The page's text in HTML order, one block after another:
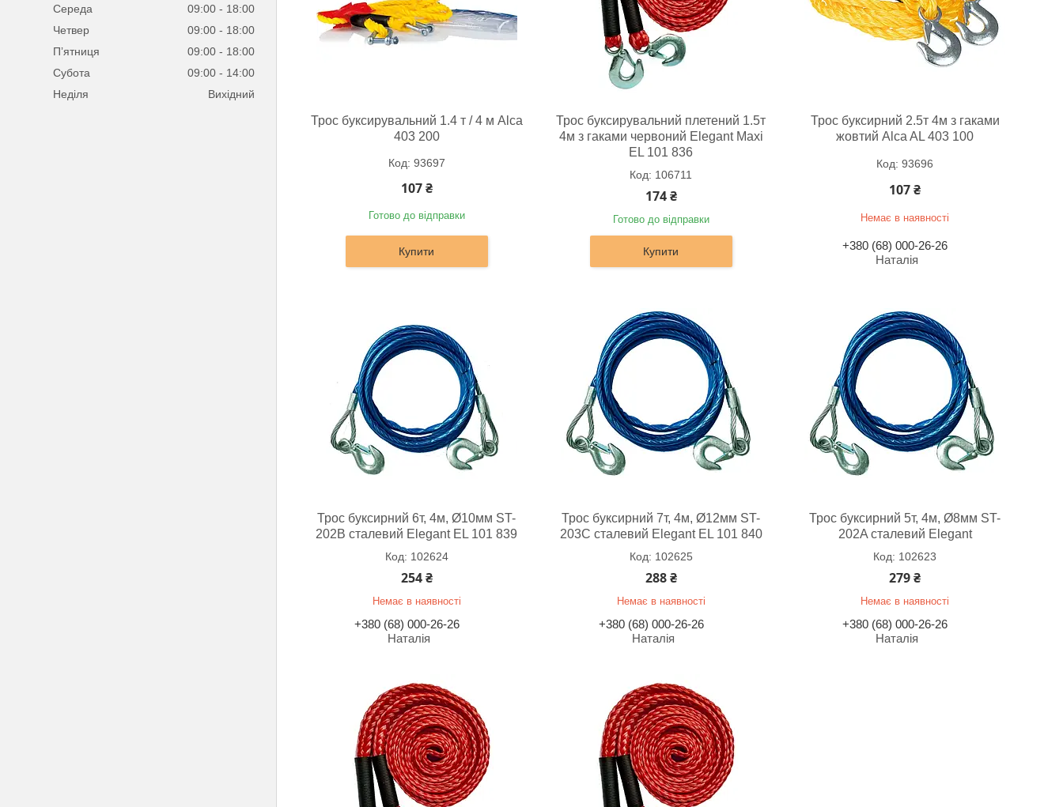
Середа
09:00
18:00
Четвер
09:00
18:00
Пʼятниця
09:00
18:00
Субота
09:00
14:00
Неділя
Вихідний
Трос буксирувальний 1.4 т / 4 м Alca
403 200
93697
107 ₴
Готово до відправки
Купити
Трос буксирувальний плетений 1.5т
4м з гаками червоний Elegant Maxi
EL 101 836
106711
174 ₴
Готово до відправки
Купити
Трос буксирний 2.5т 4м з гаками
жовтий Alca AL 403 100
93696
107 ₴
Немає в наявності
+380 (68) 000-26-26
Наталія
Трос буксирний 6т, 4м, Ø10мм ST-
202B сталевий Elegant EL 101 839
102624
254 ₴
Немає в наявності
+380 (68) 000-26-26
Наталія
Трос буксирний 7т, 4м, Ø12мм ST-
203C сталевий Elegant EL 101 840
102625
288 ₴
Немає в наявності
+380 (68) 000-26-26
Наталія
Трос буксирний 5т, 4м, Ø8мм ST-
202A сталевий Elegant
102623
279 ₴
Немає в наявності
+380 (68) 000-26-26
Наталія